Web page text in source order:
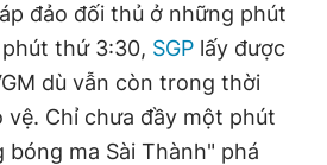
Bạn cần biết
Liên hệ quảng cáo
đảo đối thủ ở những phút
thứ 3:30, SGP lấy được
dù vẫn còn trong thời
vệ. Chỉ chưa đầy một phút
ma Sài Thành" phá